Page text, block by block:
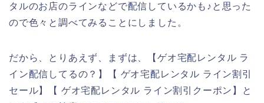
タルのお店のラインなどで配信しているかも♪と思った
ので色々と調べてみることにしました。
だから、とりあえず、まずは、【ゲオ宅配レンタル ラ
イン配信してるの？】【 ゲオ宅配レンタル ライン割引
セール】【 ゲオ宅配レンタル ライン割引クーポン】と